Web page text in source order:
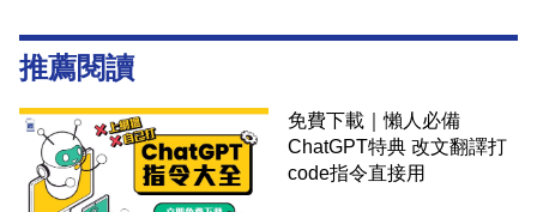
推薦閱讀
免費下載｜懶人必備
ChatGPT特典 改文翻譯打
code指令直接用